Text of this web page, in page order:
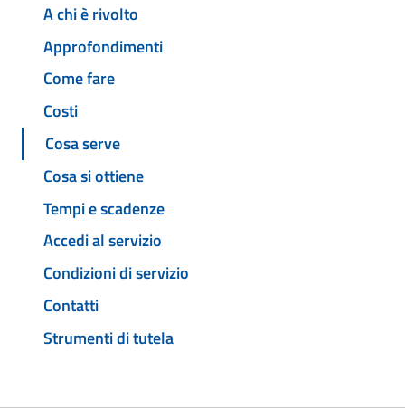
A chi è rivolto
Approfondimenti
Come fare
Costi
Cosa serve
Cosa si ottiene
Tempi e scadenze
Accedi al servizio
Condizioni di servizio
Contatti
Strumenti di tutela